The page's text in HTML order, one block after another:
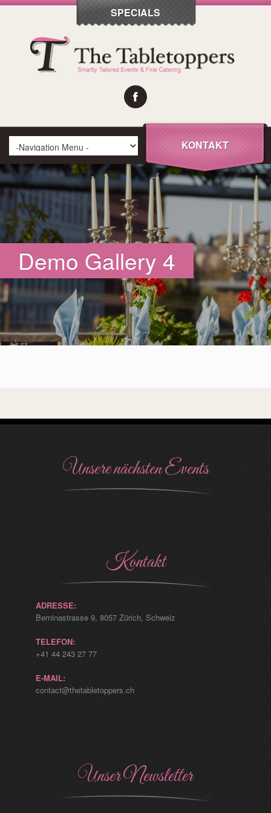
SPECIALS
KONTAKT
Demo Gallery 4
Unsere nächsten Events
Kontakt
ADRESSE:
Berninastrasse 9, 8057 Zürich, Schweiz
TELEFON:
+41 44 243 27 77
E-MAIL:
contact@thetabletoppers.ch
Unser Newsletter